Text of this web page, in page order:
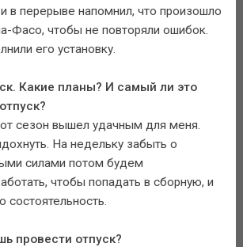
в перерыве напомнил, что произошло
Фасо, чтобы не повторяли ошибок.
его установку.
Какие планы? И самый ли это
сезон вышел удачным для меня.
На недельку забыть о
силами потом будем
чтобы попадать в сборную, и
состоятельность.
провести отпуск?